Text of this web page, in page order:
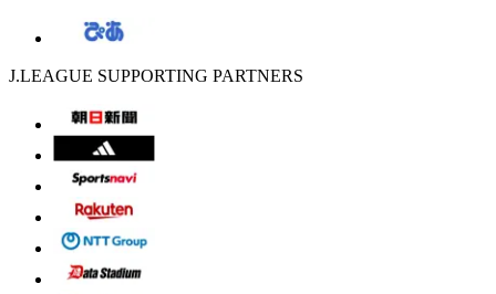
J.LEAGUE SUPPORTING PARTNERS